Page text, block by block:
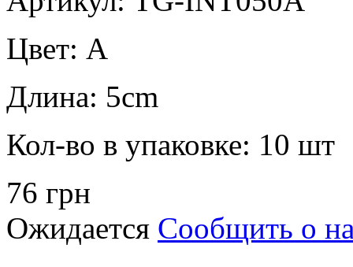
Цвет: A
Длина: 5cm
Кол-во в упаковке: 10 шт
76 грн
Ожидается Сообщить о